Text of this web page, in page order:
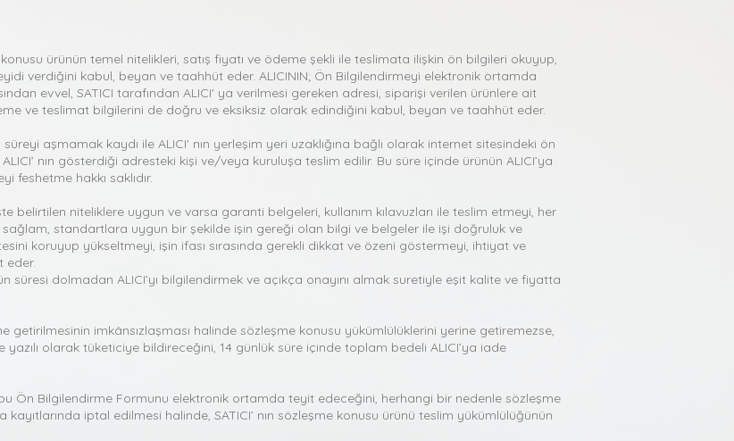
konusu ürünün temel nitelikleri, satış fiyatı ve ödeme şekli ile teslimata ilişkin ön bilgileri okuyup,
verdiğini kabul, beyan ve taahhüt eder. ALICININ; Ön Bilgilendirmeyi elektronik ortamda
evvel, SATICI tarafından ALICI' ya verilmesi gereken adresi, siparişi verilen ürünlere ait
ve teslimat bilgilerini de doğru ve eksiksiz olarak edindiğini kabul, beyan ve taahhüt eder.
aşmamak kaydı ile ALICI' nın yerleşim yeri uzaklığına bağlı olarak internet sitesindeki ön
nın gösterdiği adresteki kişi ve/veya kuruluşa teslim edilir. Bu süre içinde ürünün ALICI’ya
feshetme hakkı saklıdır.
belirtilen niteliklere uygun ve varsa garanti belgeleri, kullanım kılavuzları ile teslim etmeyi, her
standartlara uygun bir şekilde işin gereği olan bilgi ve belgeler ile işi doğruluk ve
koruyup yükseltmeyi, işin ifası sırasında gerekli dikkat ve özeni göstermeyi, ihtiyat ve
eder.
süresi dolmadan ALICI’yı bilgilendirmek ve açıkça onayını almak suretiyle eşit kalite ve fiyatta
getirilmesinin imkânsızlaşması halinde sözleşme konusu yükümlülüklerini yerine getiremezse,
olarak tüketiciye bildireceğini, 14 günlük süre içinde toplam bedeli ALICI’ya iade
Ön Bilgilendirme Formunu elektronik ortamda teyit edeceğini, herhangi bir nedenle sözleşme
iptal edilmesi halinde, SATICI’ nın sözleşme konusu ürünü teslim yükümlülüğünün